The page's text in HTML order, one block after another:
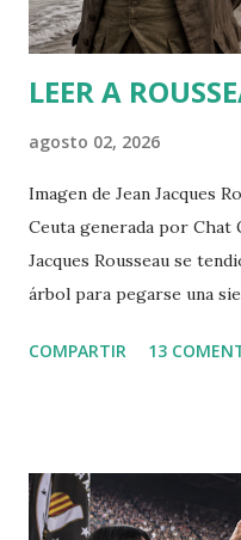
t
a
LEER A
agosto 02, 2026
Imagen de Jean Jacques
Ceuta generada por Chat
Jacques Rousseau se
árbol para pegarse una
cabeza. Cuando
pregunta: "¿Cuál es el
hombres, y si es
COMPARTIR 13